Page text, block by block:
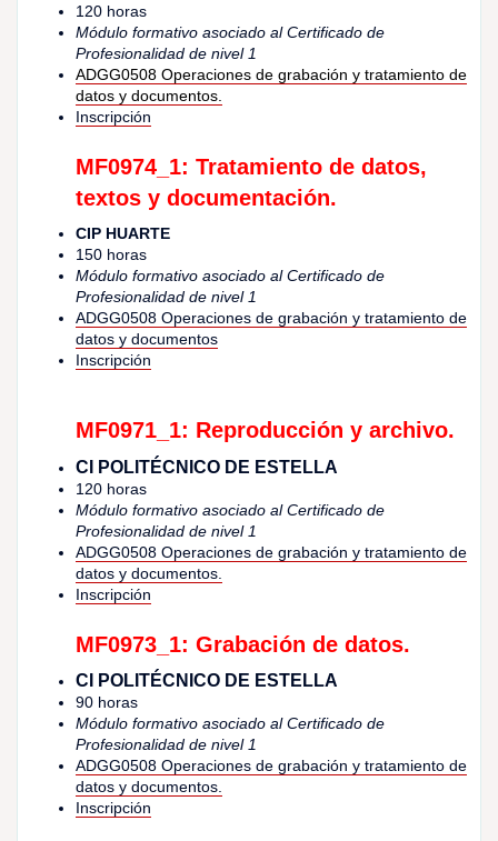
120 horas
Módulo formativo asociado al Certificado de
Profesionalidad de nivel 1
ADGG0508 Operaciones de grabación y tratamiento de
datos y documentos.
Inscripción
MF0974_1: Tratamiento de datos,
textos y documentación.
CIP HUARTE
150 horas
Módulo formativo asociado al Certificado de
Profesionalidad de nivel 1
ADGG0508 Operaciones de grabación y tratamiento de
datos y documentos
Inscripción
MF0971_1: Reproducción y archivo.
CI POLITÉCNICO DE ESTELLA
120 horas
Módulo formativo asociado al Certificado de
Profesionalidad de nivel 1
ADGG0508 Operaciones de grabación y tratamiento de
datos y documentos.
Inscripción
MF0973_1: Grabación de datos.
CI POLITÉCNICO DE ESTELLA
90 horas
Módulo formativo asociado al Certificado de
Profesionalidad de nivel 1
ADGG0508 Operaciones de grabación y tratamiento de
datos y documentos.
Inscripción